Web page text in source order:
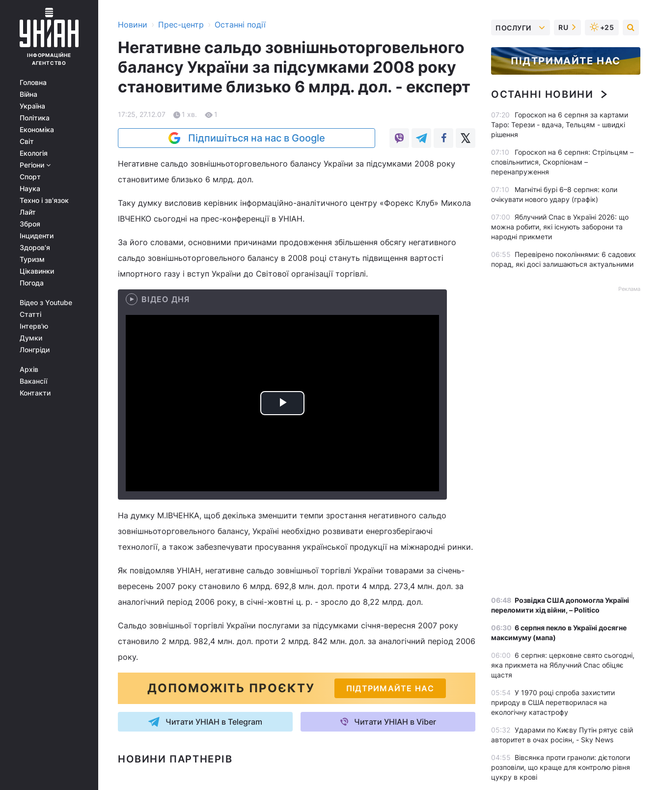
ІНФОРМАЦІЙНЕ
АГЕНТСТВО
Головна
Війна
Україна
Політика
Економіка
Світ
Екологія
Регіони
Спорт
Наука
Техно і зв'язок
Лайт
Зброя
Інциденти
Здоров'я
Туризм
Цікавинки
Погода
Відео з Youtube
Статті
Інтерв'ю
Думки
Лонгріди
Архів
Вакансії
Контакти
Новини › Прес-центр › Останні події
Негативне сальдо зовнішньоторговельного
балансу України за підсумками 2008 року
становитиме близько 6 млрд. дол. - експерт
17:25, 27.12.07 1 хв. 1
Підпишіться на нас в Google
Негативне сальдо зовнішньоторговельного балансу України за підсумками 2008 року
становитиме близько 6 млрд. дол.
Таку думку висловив керівник інформаційно-аналітичного центру «Форекс Клуб» Микола
ІВЧЕНКО сьогодні на прес-конференції в УНІАН.
За його словами, основними причинами продовження збільшення обсягу негативного
сальдо зовнішньоторговельного балансу в 2008 році стануть підвищення вартості
імпортного газу і вступ України до Світової організації торгівлі.
ВІДЕО ДНЯ
Play
На думку М.ІВЧЕНКА, щоб декілька зменшити темпи зростання негативного сальдо
зовнішньоторговельного балансу, Україні необхідно розвивати енергозберігаючі
технології, а також забезпечувати просування української продукції на міжнародні ринки.
Як повідомляв УНІАН, негативне сальдо зовнішньої торгівлі України товарами за січень-
вересень 2007 року становило 6 млрд. 692,8 млн. дол. проти 4 млрд. 273,4 млн. дол. за
аналогічний період 2006 року, в січні-жовтні ц. р. - зросло до 8,22 млрд. дол.
Сальдо зовнішньої торгівлі України послугами за підсумками січня-вересня 2007 року
становило 2 млрд. 982,4 млн. дол. проти 2 млрд. 842 млн. дол. за аналогічний період 2006
року.
ДОПОМОЖІТЬ ПРОЄКТУ ПІДТРИМАЙТЕ НАС
Читати УНІАН в Telegram Читати УНІАН в Viber
НОВИНИ ПАРТНЕРІВ
ПОСЛУГИ RU +25
ПІДТРИМАЙТЕ НАС
ОСТАННІ НОВИНИ
07:20
Гороскоп на 6 серпня за картами
Таро: Терези - вдача, Тельцям - швидкі
рішення
07:10
Гороскоп на 6 серпня: Стрільцям –
сповільнитися, Скорпіонам –
перенапруження
07:10
Магнітні бурі 6–8 серпня: коли
очікувати нового удару (графік)
07:00 Яблучний Спас в Україні 2026: що
можна робити, які існують заборони та
народні прикмети
06:55 Перевірено поколіннями: 6 садових
порад, які досі залишаються актуальними
Реклама
06:48 Розвідка США допомогла Україні
переломити хід війни, – Politico
06:30 6 серпня пекло в Україні досягне
максимуму (мапа)
06:00 6 серпня: церковне свято сьогодні,
яка прикмета на Яблучний Спас обіцяє
щастя
05:54 У 1970 році спроба захистити
природу в США перетворилася на
екологічну катастрофу
05:32 Ударами по Києву Путін рятує свій
авторитет в очах росіян, - Sky News
04:55 Вівсянка проти граноли: дієтологи
розповіли, що краще для контролю рівня
цукру в крові